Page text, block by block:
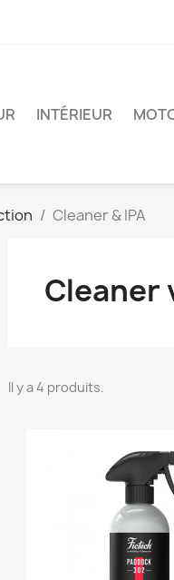
INTÉRIEUR
Cleaner & IPA
Cleaner
Il y a 4 produits.